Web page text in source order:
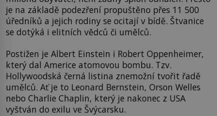
je na základě podezření propuštěno přes 11 500
úředníků a jejich rodiny se ocitají v bídě. Štvanice
se dotýká i elitních vědců či umělců.
Postižen je Albert Einstein i Robert Oppenheimer,
který dal Americe atomovou bombu. Tzv.
Hollywoodská černá listina znemožní tvořit řadě
umělců. Ať je to Leonard Bernstein, Orson Welles
nebo Charlie Chaplin, který je nakonec z USA
vyštván do exilu ve Švýcarsku.